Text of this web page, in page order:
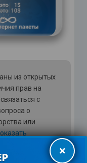
из открытых
прав на
с
о
или
×